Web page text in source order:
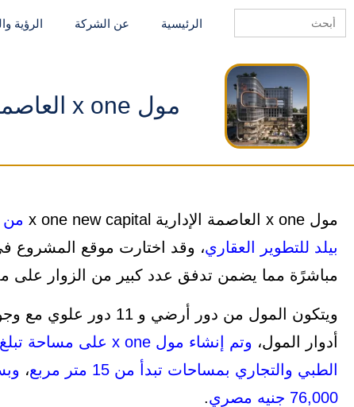
Search
for:
الرئيسية عن الشركة الرؤية
مول x one العاصمة الإدارية x one new capital
مول x one العاصمة الإدارية x one new capital
من
بيلد للتطوير العقاري، وقد اختارت موقع المشروع
مباشرًة مما يضمن تدفق عدد كبير من الزوار على
ويتكون المول من دور
أدوار المول،
الطبي والتجاري بمساحات تبدأ من 15 متر مربع
،
76,000 جنيه مصري
.